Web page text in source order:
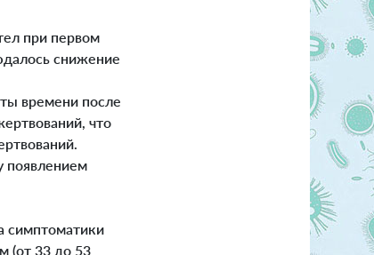
при первом
снижение
времени после
что
появлением
симптоматики
(от 33 до 53